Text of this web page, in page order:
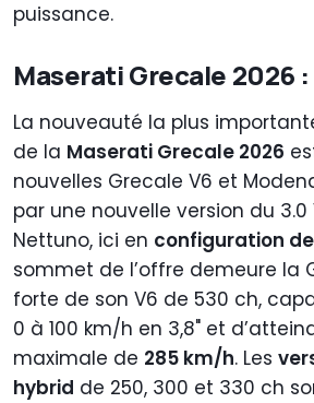
puissance.
Maserati Grecale 2026
La nouveauté la plus
de la Maserati Grecale 2026
nouvelles Grecale V6 et
par une nouvelle version du 3.0
Nettuno, ici en configuration
sommet de l’offre demeure la
forte de son V6 de 530 ch,
0 à 100 km/h en 3,8" et
maximale de 285 km/h. Les
hybrid de 250, 300 et 330 ch